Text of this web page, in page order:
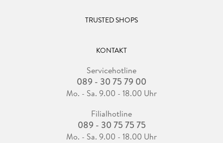
TRUSTED SHOPS
KONTAKT
Servicehotline
089 - 30 75 79 00
Mo. - Sa. 9.00 - 18.00 Uhr
Filialhotline
089 - 30 75 75 75
Mo. - Sa. 9.00 - 18.00 Uhr